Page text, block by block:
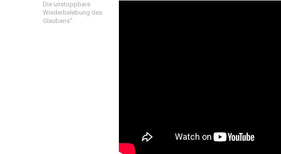
Die unstoppbare
Wiederbelebung des
Glaubens“